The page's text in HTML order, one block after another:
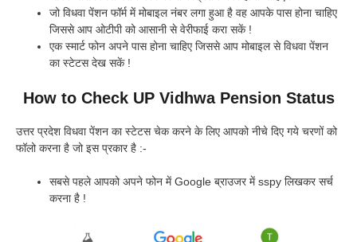
जो विधवा पेंशन फॉर्म में मोबाइल नंबर लगा हुआ है वह आपके पास होना चाहिए
जिससे आप ओटीपी को आसानी से वेरीफाई करा सकें !
एक स्मार्ट फोन अपने पास होना चाहिए जिससे आप मोबाइल से विधवा पेंशन
का स्टेटस देख सकें !
How to Check UP Vidhwa Pension Status
उत्तर प्रदेश विधवा पेंशन का स्टेटस चेक करने के लिए आपको नीचे दिए गये चरणों को
फॉलो करना है जो इस प्रकार है :-
सबसे पहले आपको अपने फोन में Google ब्राउजर में sspy लिखकर सर्च
करना है !